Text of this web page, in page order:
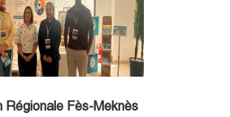
Régionale Fès-Meknès